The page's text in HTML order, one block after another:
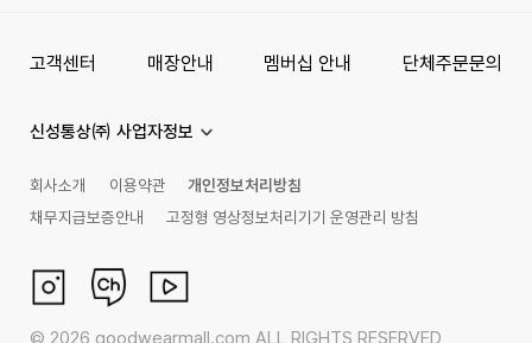
고객센터 매장안내 멤버십 안내 단체주문문의
신성통상㈜ 사업자정보
회사소개 이용약관
개인정보처리방침
채무지급보증안내
고정형 영상정보처리기기 운영관리 방침